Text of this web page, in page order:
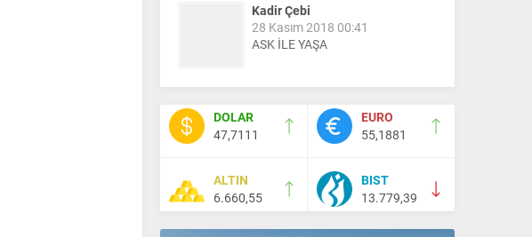
Kadir Çebi
28 Kasım 2018 00:41
ASK İLE YAŞA
10 Mart 2023 21:36
HAYDİ TEKİRDAĞ MAÇA !!!!
Salih Canikli
5 Kasım 2024 19:54
TEKİRDAĞ İL EMNİYET
MÜDÜRÜMÜZE HAYIRLI OLSUN
DOLAR
47,7111
EURO
55,1881
ALTIN
6.660,55
BIST
13.779,39